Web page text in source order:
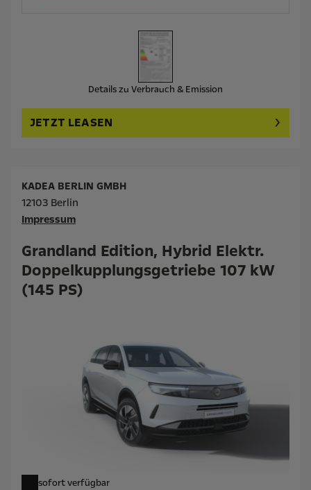
Details zu Verbrauch & Emission
JETZT LEASEN
Grandland Edition, Hybrid Elektr.
Doppelkupplungsgetriebe 107 kW
(145 PS)
sofort verfügbar
KADEA BERLIN GMBH
12103 Berlin
Impressum